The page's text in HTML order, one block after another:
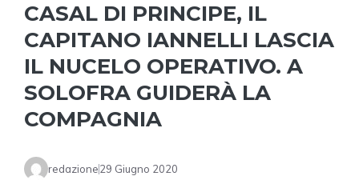
CASAL DI PRINCIPE, IL
CAPITANO IANNELLI LASCIA
IL NUCELO OPERATIVO. A
SOLOFRA GUIDERÀ LA
COMPAGNIA
redazione29 Giugno 2020